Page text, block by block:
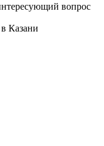
вопрос
Казани